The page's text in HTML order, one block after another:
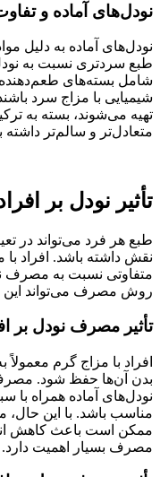
نودل‌های آماده و
نودل‌های آماده به دلیل
طبع سردتری نسبت به
شامل بسته‌های
شیمیایی با مزاج سرد
تهیه می‌شوند، بسته به
متعادل‌تر و سالم‌تر داشته
تأثیر نودل بر
طبع هر فرد می‌تواند در
نقش داشته باشد. افراد
متفاوتی نسبت به مصرف
روش مصرف می‌تواند این
تأثیر مصرف نودل بر
افراد با مزاج گرم معمولاً
بدن آن‌ها حفظ شود. مصرف
نودل‌های آماده همراه با
مناسب باشد. با این
ممکن است باعث کاهش
مصرف بسیار اهمیت دارد.